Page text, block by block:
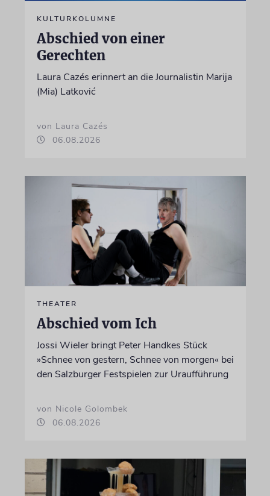
KULTURKOLUMNE
Abschied von einer
Gerechten
Laura Cazés erinnert an die Journalistin Marija
(Mia) Latković
von Laura Cazés
06.08.2026
THEATER
Abschied vom Ich
Jossi Wieler bringt Peter Handkes Stück
»Schnee von gestern, Schnee von morgen« bei
den Salzburger Festspielen zur Uraufführung
von Nicole Golombek
06.08.2026